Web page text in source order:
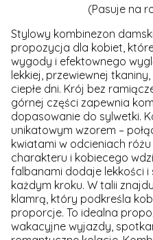
(Pasuje na
Stylowy kombinezon
propozycja dla kobiet,
wygody i efektownego
lekkiej, przewiewnej
ciepłe dni. Krój bez
górnej części zapewnia
dopasowanie do sylwetki.
unikatowym wzorem –
kwiatami w odcieniach
charakteru i kobiecego
falbanami dodaje lekkości
każdym kroku. W talii
klamrą, który podkreśla
proporcje. To idealna
wakacyjne wyjazdy,